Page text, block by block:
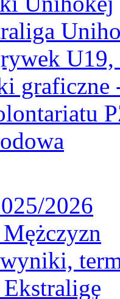
graficzne
2026